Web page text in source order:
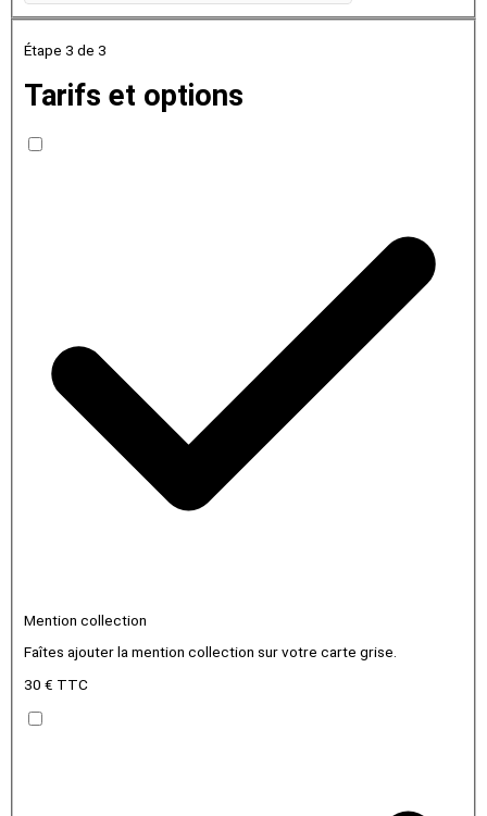
Étape 3de 3
Tarifs et options
Mention collection
Faîtes ajouter la mention collection sur votre carte grise.
30 € TTC